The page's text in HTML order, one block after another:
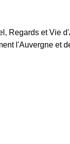
Regards et Vie
et de